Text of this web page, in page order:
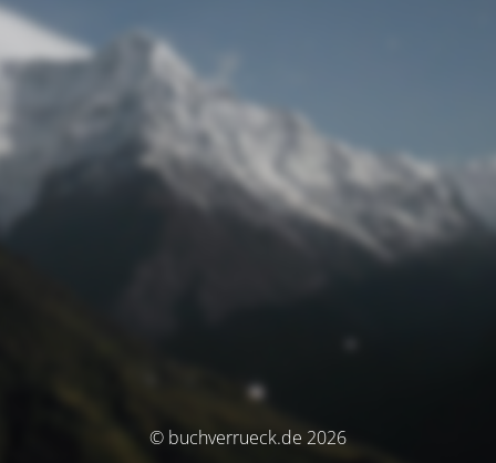
© buchverrueck.de 2026